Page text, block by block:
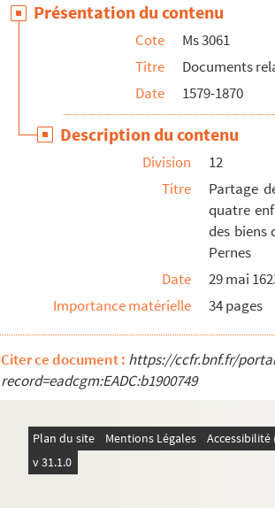
Présentation du contenu
Cote
Ms 3061
Titre
Documents
Date
1579-1870
Description du contenu
Division
12
Titre
Partage
quatre
des biens
Pernes
Date
29 mai
Importance matérielle
34 pages
Citer ce document : https://ccfr.bnf.fr/
record=eadcgm:EADC:b1900749
Plan du site Mentions Légales
v 31.1.0